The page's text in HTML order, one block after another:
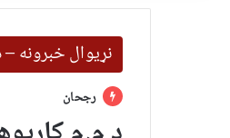
نړیوال خبرونه
رجحان